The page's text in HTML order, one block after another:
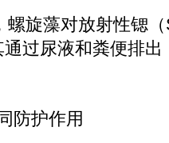
螺旋藻对放射性锶
过尿液和粪便排
防护作用